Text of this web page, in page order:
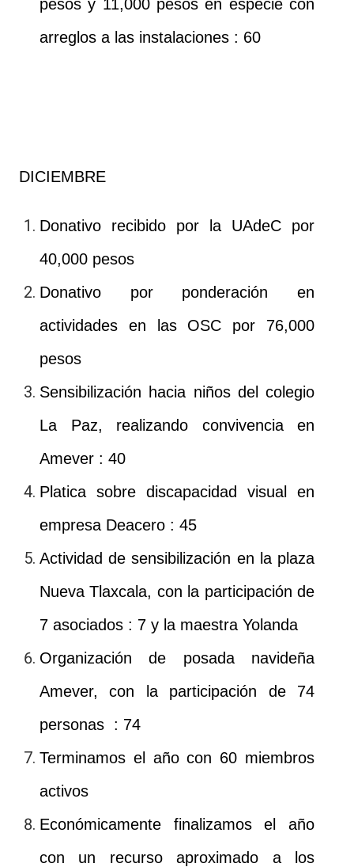
pesos y 11,000 pesos en especie con
arreglos a las instalaciones : 60
DICIEMBRE
Donativo recibido por la UAdeC por
40,000 pesos
Donativo por ponderación en
actividades en las OSC por 76,000
pesos
Sensibilización hacia niños del colegio
La Paz, realizando convivencia en
Amever : 40
Platica sobre discapacidad visual en
empresa Deacero : 45
Actividad de sensibilización en la plaza
Nueva Tlaxcala, con la participación de
7 asociados : 7 y la maestra Yolanda
Organización de posada navideña
Amever, con la participación de 74
personas : 74
Terminamos el año con 60 miembros
activos
Económicamente finalizamos el año
con un recurso aproximado a los